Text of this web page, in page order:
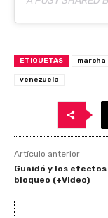
ETIQUETAS
venezuela
Artículo anterior
Guaidó y los efectos
bloqueo (+Video)